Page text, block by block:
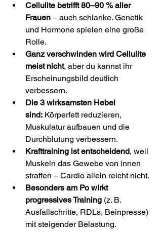
Cellulite betrifft 80–90 % aller
Frauen – auch schlanke. Genetik
und Hormone spielen eine große
Rolle.
Ganz verschwinden wird Cellulite
meist nicht, aber du kannst ihr
Erscheinungsbild deutlich
verbessern.
Die 3 wirksamsten Hebel
sind: Körperfett reduzieren,
Muskulatur aufbauen und die
Durchblutung verbessern.
Krafttraining ist entscheidend, weil
Muskeln das Gewebe von innen
straffen – Cardio allein reicht nicht.
Besonders am Po wirkt
progressives Training (z. B.
Ausfallschritte, RDLs, Beinpresse)
mit steigender Belastung.